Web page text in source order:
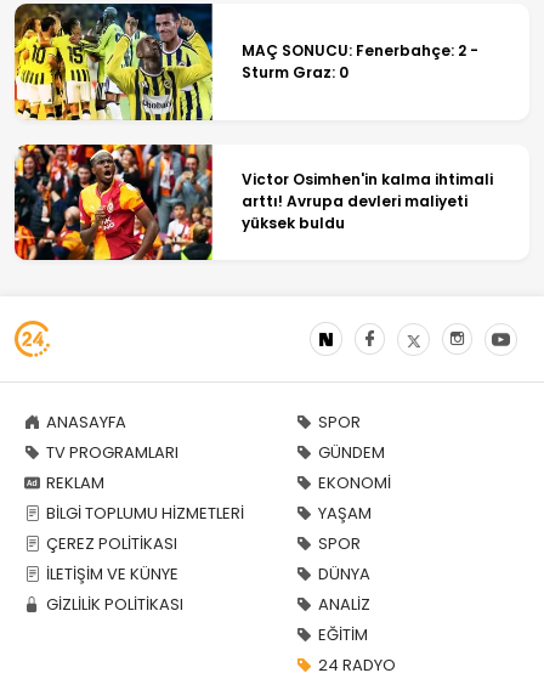
MAÇ SONUCU: Fenerbahçe: 2 -
Sturm Graz: 0
Victor Osimhen'in kalma ihtimali
arttı! Avrupa devleri maliyeti
yüksek buldu
ANASAYFA
TV PROGRAMLARI
REKLAM
BİLGİ TOPLUMU HİZMETLERİ
ÇEREZ POLİTİKASI
İLETİŞİM VE KÜNYE
GİZLİLİK POLİTİKASI
SPOR
GÜNDEM
EKONOMİ
YAŞAM
SPOR
DÜNYA
ANALİZ
EĞİTİM
24 RADYO